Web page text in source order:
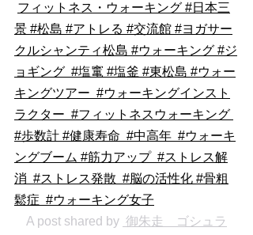
フィットネス・ウォーキング #日本三
景 #松島 #アトレる #交流館 #ヨガサー
クルシャンティ松島 #ウォーキング #ジ
ョギング  #塩竃 #塩釜 #東松島 #ウォー
キングツアー  #ウォーキングインスト
ラクター  #フィットネスウォーキング
#歩数計 #健康寿命  #中高年  #ウォーキ
ングブーム #筋力アップ  #ストレス解
消  #ストレス発散  #脳の活性化 #骨粗
鬆症  #ウォーキング女子
A post shared by 御朱走　ゴシュラ